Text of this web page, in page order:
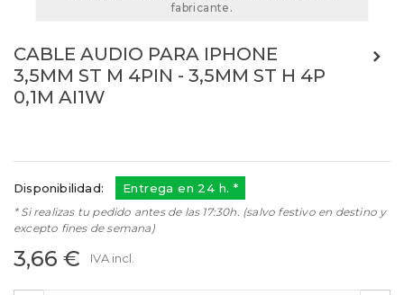
fabricante.
CABLE AUDIO PARA IPHONE
3,5MM ST M 4PIN - 3,5MM ST H 4P
0,1M AI1W
Disponibilidad: Entrega en 24 h. *
* Si realizas tu pedido antes de las 17:30h. (salvo festivo en destino y
excepto fines de semana)
3,66 € IVA incl.